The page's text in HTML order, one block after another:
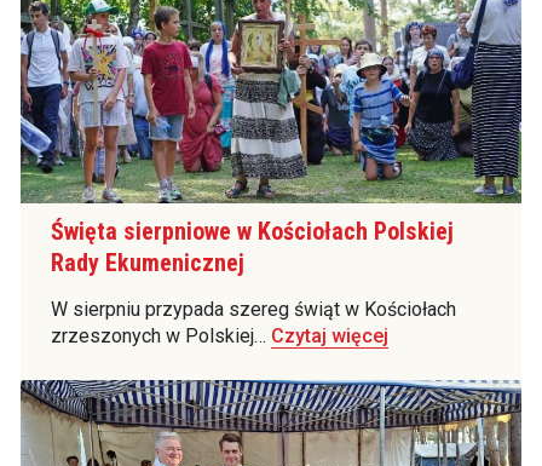
Święta sierpniowe w Kościołach Polskiej
Rady Ekumenicznej
W sierpniu przypada szereg świąt w Kościołach
zrzeszonych w Polskiej… Czytaj więcej